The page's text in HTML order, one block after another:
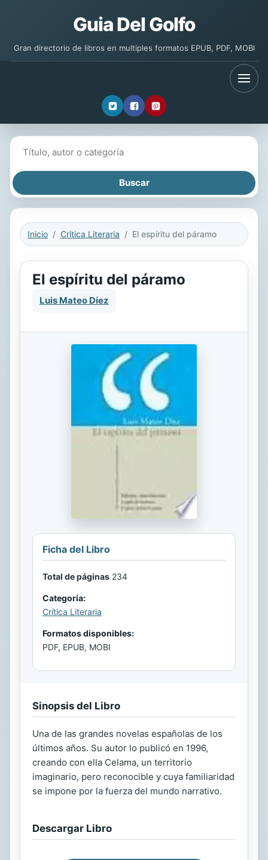
Guia Del Golfo
Gran directorio de libros en multiples formatos EPUB, PDF, MOBI
Inicio Crítica Literaria El espíritu del páramo
El espíritu del páramo
Luis Mateo Díez
Ficha del Libro
Total de páginas 234
Categoría:
Crítica Literaria
Formatos disponibles:
PDF, EPUB, MOBI
Sinopsis del Libro
Una de las grandes novelas españolas de los
últimos años. Su autor lo publicó en 1996,
creando con ella Celama, un territorio
imaginario, pero reconocible y cuya familiaridad
se impone por la fuerza del mundo narrativo.
Descargar Libro